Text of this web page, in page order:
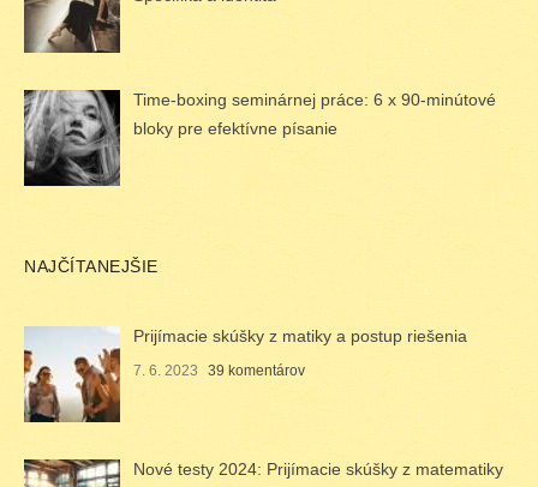
Time-boxing seminárnej práce: 6 x 90-minútové
bloky pre efektívne písanie
NAJČÍTANEJŠIE
Prijímacie skúšky z matiky a postup riešenia
7. 6. 2023 39 komentárov
Nové testy 2024: Prijímacie skúšky z matematiky